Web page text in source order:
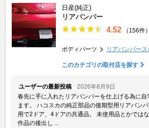
日産(純正)
リアバンパー
4.52 （156件）
ボディパーツ リアバンパー
このカテゴリの取付店を探す
ユーザーの最新投稿
2026年8月9日
春先に手に入れたリアバンパーを仕上げる為に自
ます。 ハコスカの純正部品の後期型用リアバン
用で2ドア、4ドアの共通品。 未使用品とかでは
作品の後出し ...